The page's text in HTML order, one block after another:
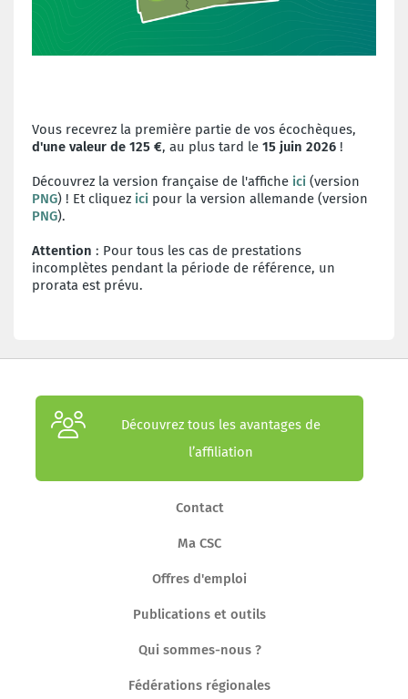
Vous recevrez la première partie de vos écochèques,
d'une valeur de 125 €, au plus tard le 15 juin 2026 !
Découvrez la version française de l'affiche ici (version
PNG) ! Et cliquez ici pour la version allemande (version
PNG).
Attention : Pour tous les cas de prestations
incomplètes pendant la période de référence, un
prorata est prévu.
Découvrez tous les avantages de
l’affiliation
Contact
Ma CSC
Offres d'emploi
Publications et outils
Qui sommes-nous ?
Fédérations régionales